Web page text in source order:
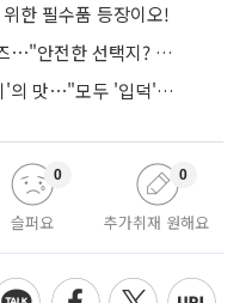
한 필수품 등장이오!
이것저것 '다 되는' 스트레이 키즈⋯"안전한 선택지? 도전이 재밌죠"
나우즈, 올여름 물들일 '제로섹시'의 맛⋯"모두 '입덕'시킬 것"
슬퍼요
0
추가취재 원해요
0